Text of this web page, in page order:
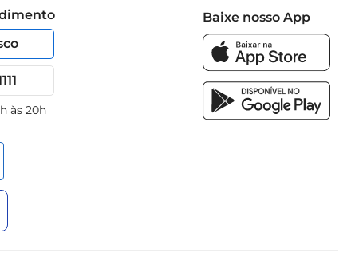
às 20h
Baixe nosso App